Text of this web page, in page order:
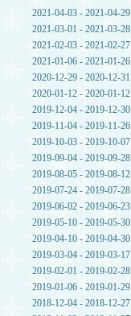
2021-04-03 - 2021-04-29
2021-03-01 - 2021-03-28
2021-02-03 - 2021-02-27
2021-01-06 - 2021-01-26
2020-12-29 - 2020-12-31
2020-01-12 - 2020-01-12
2019-12-04 - 2019-12-30
2019-11-04 - 2019-11-26
2019-10-03 - 2019-10-07
2019-09-04 - 2019-09-28
2019-08-05 - 2019-08-12
2019-07-24 - 2019-07-28
2019-06-02 - 2019-06-23
2019-05-10 - 2019-05-30
2019-04-10 - 2019-04-30
2019-03-04 - 2019-03-17
2019-02-01 - 2019-02-28
2019-01-06 - 2019-01-29
2018-12-04 - 2018-12-27